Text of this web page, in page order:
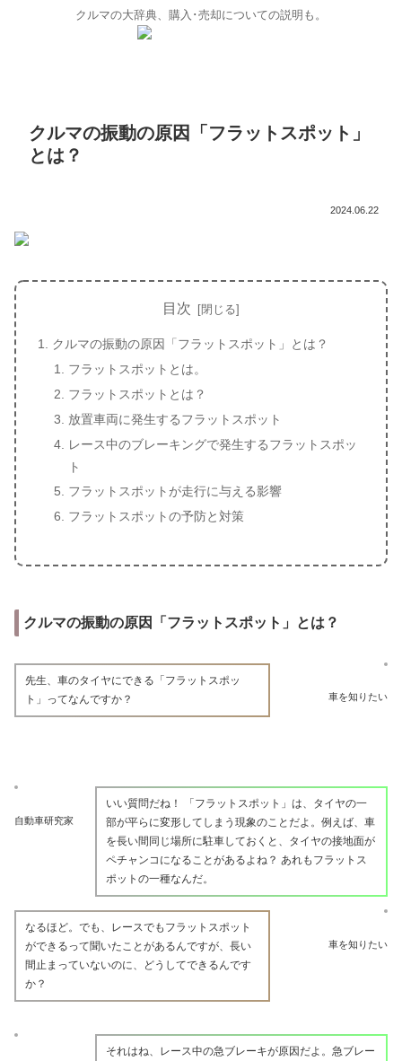
クルマの大辞典、購入･売却についての説明も。
クルマの振動の原因「フラットスポット」
とは？
2024.06.22
目次
クルマの振動の原因「フラットスポット」とは？
フラットスポットとは。
フラットスポットとは？
放置車両に発生するフラットスポット
レース中のブレーキングで発生するフラットスポッ
ト
フラットスポットが走行に与える影響
フラットスポットの予防と対策
クルマの振動の原因「フラットスポット」とは？
車を知りたい
先生、車のタイヤにできる「フラットスポッ
ト」ってなんですか？
自動車研究家
いい質問だね！ 「フラットスポット」は、タイヤの一
部が平らに変形してしまう現象のことだよ。例えば、車
を長い間同じ場所に駐車しておくと、タイヤの接地面が
ペチャンコになることがあるよね？ あれもフラットス
ポットの一種なんだ。
車を知りたい
なるほど。でも、レースでもフラットスポット
ができるって聞いたことがあるんですが、長い
間止まっていないのに、どうしてできるんです
か？
それはね、レース中の急ブレーキが原因だよ。急ブレー